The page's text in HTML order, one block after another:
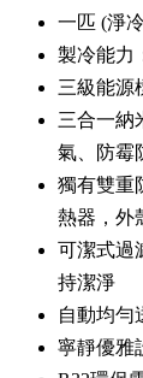
一匹 (淨
製冷能力
三級能源
三合一納
氣、防霉
獨有雙重
熱器，外
可潔式過
持潔淨
自動均勻
寧靜優雅